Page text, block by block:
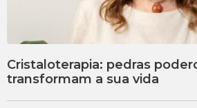
Cristaloterapia: pedras
transformam a sua vida